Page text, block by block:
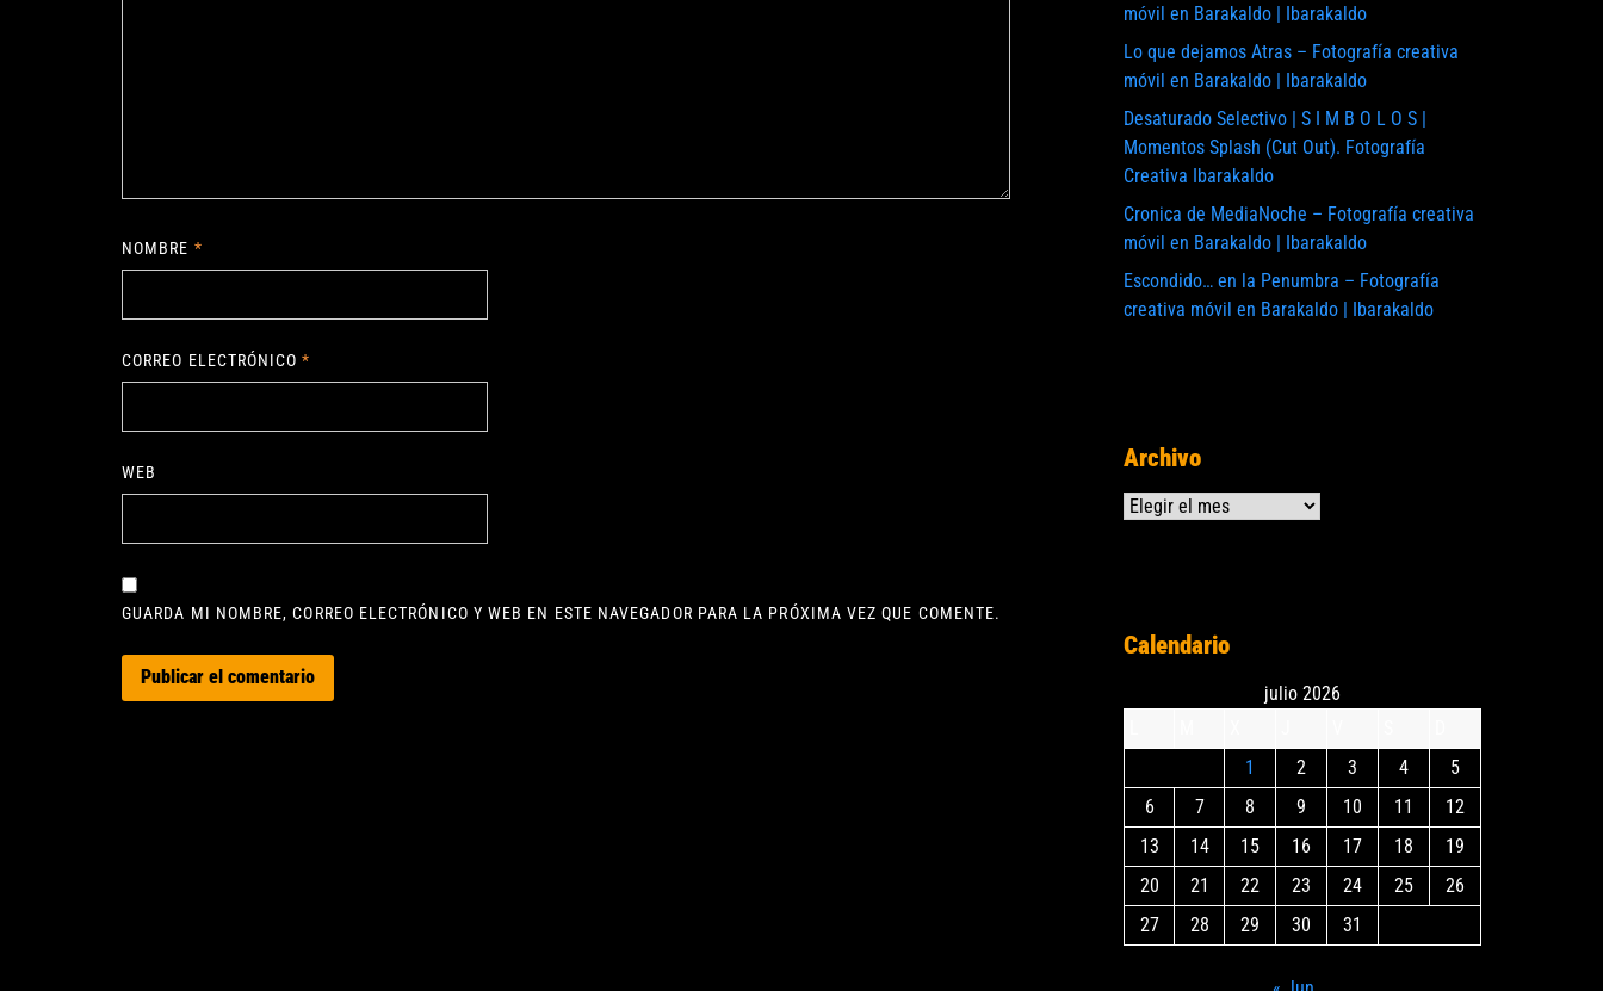
NOMBRE *
CORREO ELECTRÓNICO*
WEB
GUARDA MI NOMBRE, CORREO ELECTRÓNICO Y WEB EN ESTE NAVEGADOR PARA LA PRÓXIMA VEZ QUE COMENTE.
móvil en Barakaldo | Ibarakaldo
Lo que dejamos Atras – Fotografía creativa
móvil en Barakaldo | Ibarakaldo
Desaturado Selectivo | S I M B O L O S |
Momentos Splash (Cut Out). Fotografía
Creativa Ibarakaldo
Cronica de MediaNoche – Fotografía creativa
móvil en Barakaldo | Ibarakaldo
Escondido… en la Penumbra – Fotografía
creativa móvil en Barakaldo | Ibarakaldo
Archivo
Archivos
Calendario
julio 2026
1
2 3 4
5
6
7 8 9 10 11
12
13
14 15 16 17 18
19
20
21 22 23 24 25
26
27
28 29 30 31